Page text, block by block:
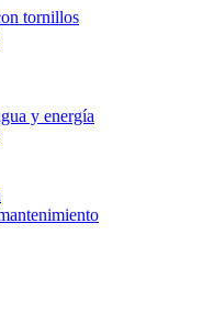
tornillos
y energía